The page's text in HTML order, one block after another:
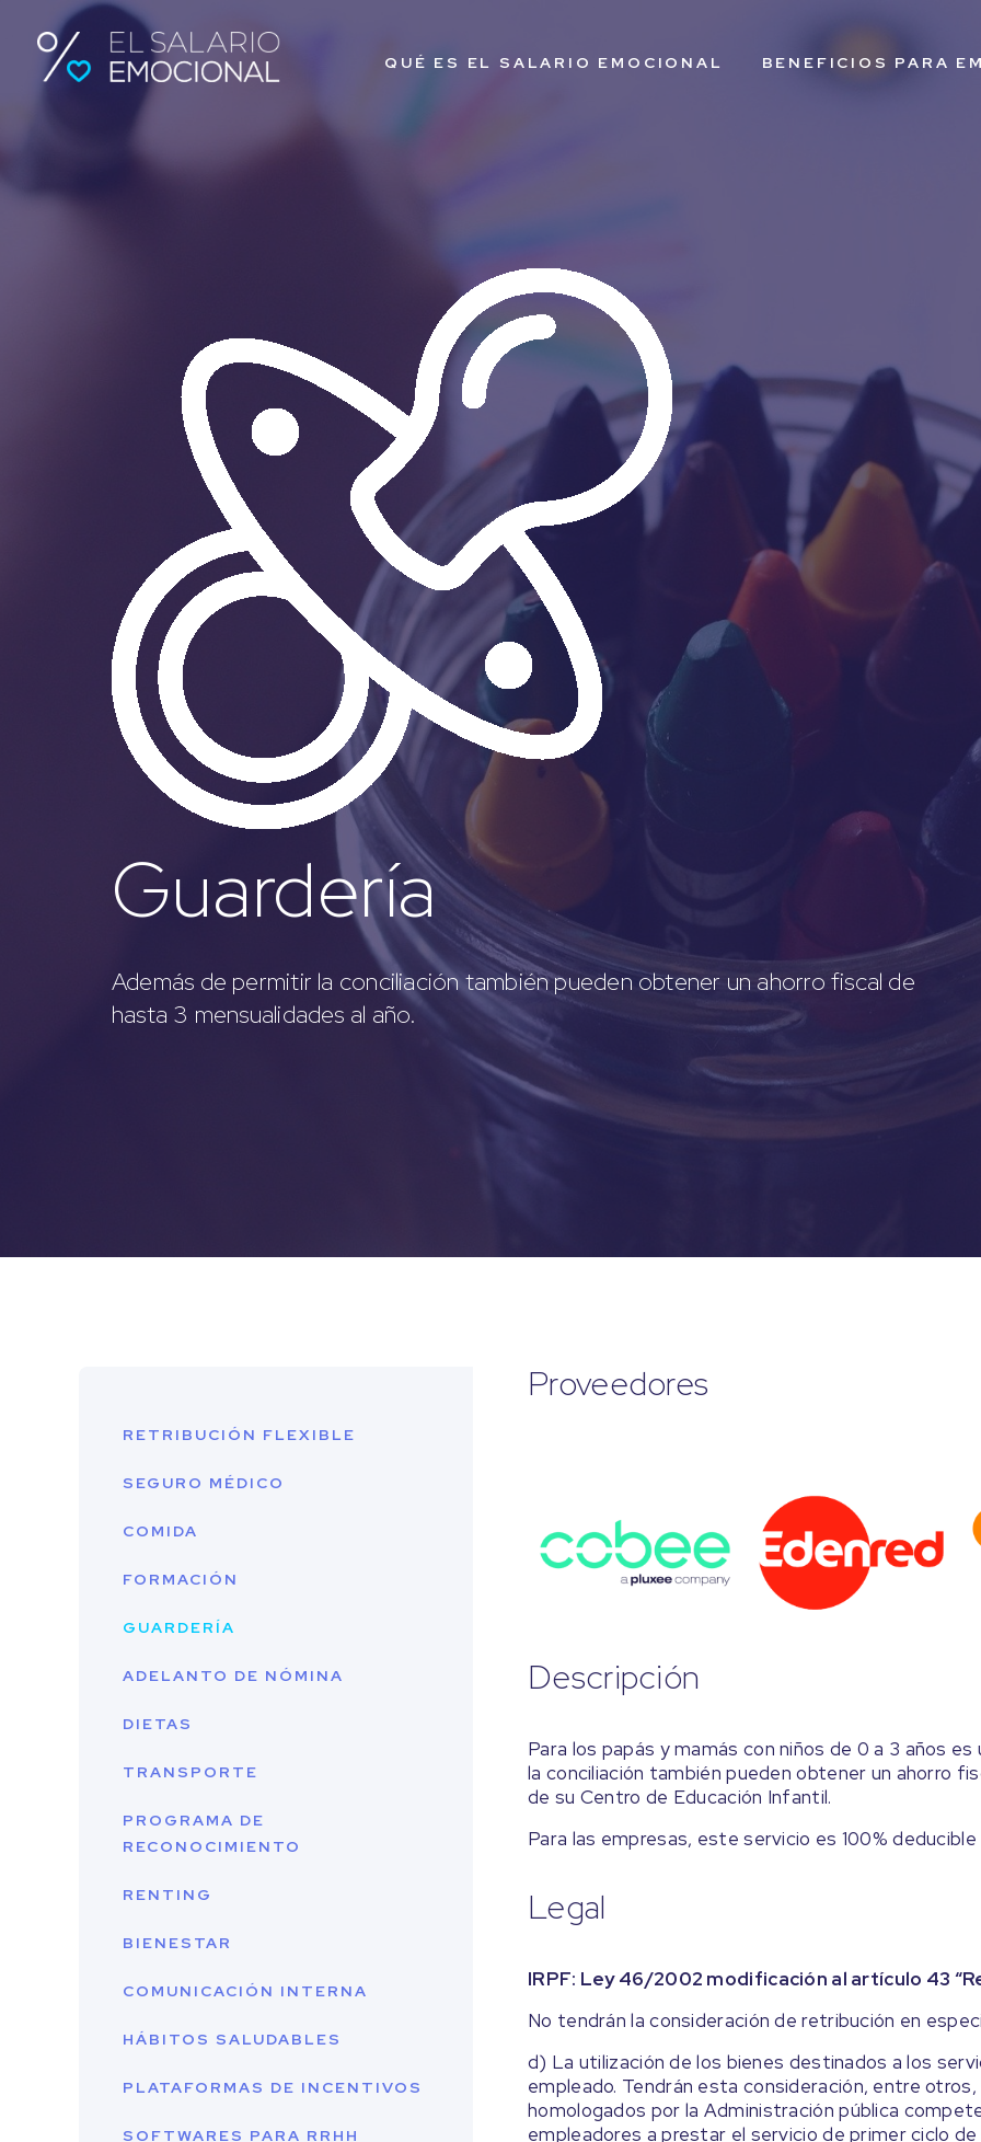
QUÉ ES EL SALARIO EMOCIONAL BENEFICIOS PARA
Guardería
Además de permitir la conciliación también pueden obtener un ahorro fiscal de
hasta 3 mensualidades al año.
RETRIBUCIÓN FLEXIBLE
SEGURO MÉDICO
COMIDA
FORMACIÓN
GUARDERÍA
ADELANTO DE NÓMINA
DIETAS
TRANSPORTE
PROGRAMA DE
RECONOCIMIENTO
RENTING
BIENESTAR
COMUNICACIÓN INTERNA
HÁBITOS SALUDABLES
PLATAFORMAS DE INCENTIVOS
SOFTWARES PARA RRHH
Proveedores
Descripción
Para los papás y mamás con niños de 0 a 3 años
la conciliación también pueden obtener un ahorro
de su Centro de Educación Infantil.
Para las empresas, este servicio es 100%
Legal
IRPF: Ley 46/2002 modificación al artículo 43
No tendrán la consideración de retribución en
d) La utilización de los bienes destinados a los
empleado. Tendrán esta consideración, entre
homologados por la Administración pública
empleadores a prestar el servicio de primer ciclo